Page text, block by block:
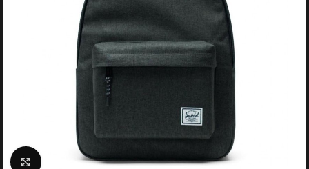
Κάντε κλικ για μεγέθυνση